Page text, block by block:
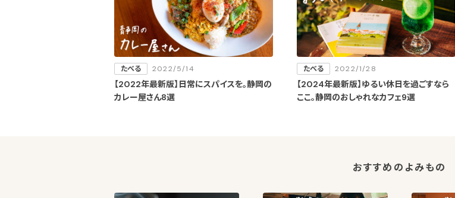
たべる 2022/5/14
【2022年最新版】日常にスパイスを。静岡の
カレー屋さん8選
たべる 2022/1/28
【2024年最新版】ゆるい休日を過ごすなら
ここ。静岡のおしゃれなカフェ9選
おすすめのよみもの